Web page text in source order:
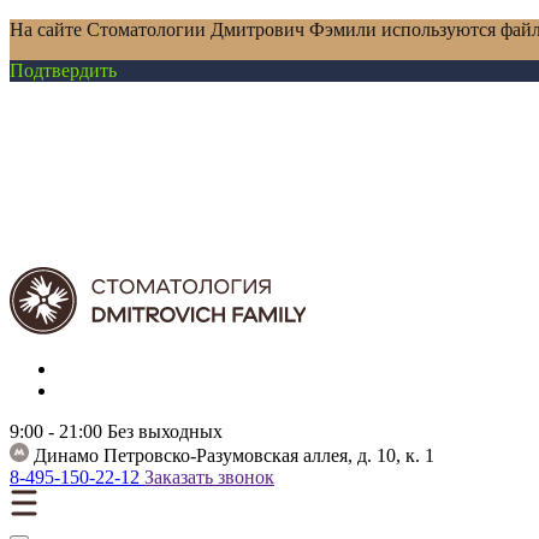
На сайте Стоматологии Дмитрович Фэмили используются
Подтвердить
9:00 - 21:00 Без выходных
Динамо Петровско-Разумовская аллея, д. 10, к. 1
8-495-150-22-12 Заказать звонок